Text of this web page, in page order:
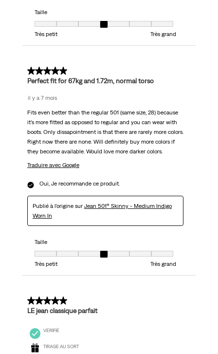
Taille
Taille, 4 sur 7, où 1 est égal à Très petit et 7 est égal à Très grand
Très petit
Très grand
5 sur 5 étoiles.
Perfect fit for 67kg and 1.72m, normal torso
il y a 7 mois
Fits even better than the regular 501 (same size, 28) because
it’s more fitted as opposed to regular and you can wear with
boots. Only dissapointment is that there are rarely more colors.
Right now there are none. Will definitely buy more colors if
they become available. Would love more darker colors.
Traduire avec Google
Oui, Je recommande ce produit.
Publié à l'origine sur Jean 501® Skinny - Medium Indigo
Worn In
Taille
Taille, 4 sur 7, où 1 est égal à Très petit et 7 est égal à Très grand
Très petit
Très grand
5 sur 5 étoiles.
LE jean classique parfait
VÉRIFIÉ
TIRAGE AU SORT